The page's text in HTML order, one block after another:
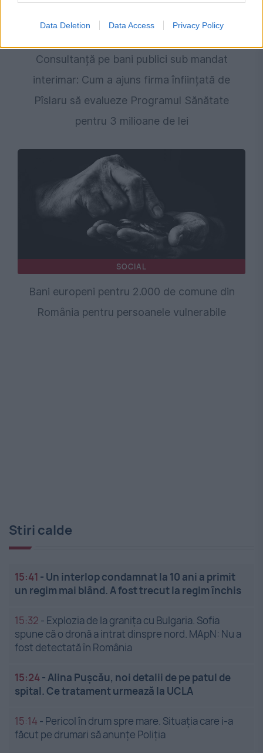
Data Deletion Data Access Privacy Policy
Consultanță pe bani publici sub mandat
interimar: Cum a ajuns firma înființată de
Pîslaru să evalueze Programul Sănătate
pentru 3 milioane de lei
SOCIAL
Bani europeni pentru 2.000 de comune din
România pentru persoanele vulnerabile
Stiri calde
15:41 - Un interlop condamnat la 10 ani a primit
un regim mai blând. A fost trecut la regim închis
15:32 - Explozia de la granița cu Bulgaria. Sofia
spune că o dronă a intrat dinspre nord. MApN: Nu a
fost detectată în România
15:24-Alina Pușcău, noi detalii de pe patul de
spital. Ce tratament urmează la UCLA
15:14 - Pericol în drum spre mare. Situația care i-a
făcut pe drumari să anunțe Poliția